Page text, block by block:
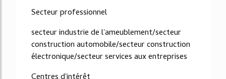
Secteur professionnel
secteur industrie de l'ameublement/secteur
construction automobile/secteur construction
électronique/secteur services aux entreprises